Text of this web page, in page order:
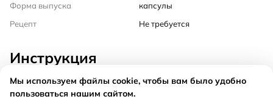
Форма выпуска
капсулы
Рецепт
Не требуется
Инструкция
Состав
Мы используем файлы cookie, чтобы вам было удобно
пользоваться нашим сайтом.